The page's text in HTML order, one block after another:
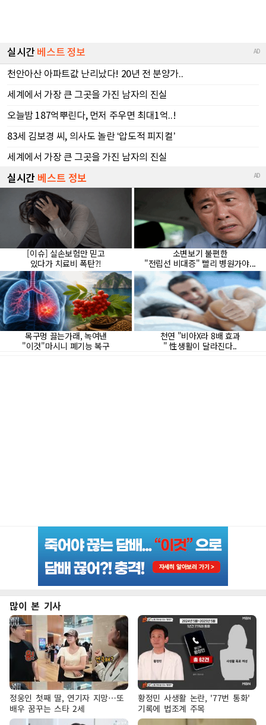
많이 본 기사
정웅인 첫째 딸, 연기자 지망…또
배우 꿈꾸는 스타 2세
황정민 사생활 논란, '77번 통화'
기록에 법조계 주목